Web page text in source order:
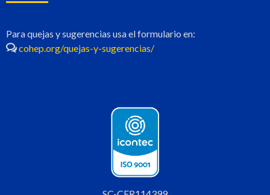
Para quejas y sugerencias usa el formulario en:
cohep.org/quejas-y-sugerencias/